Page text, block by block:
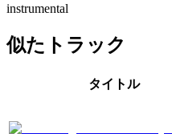
instrumental
似たトラック
タイトル